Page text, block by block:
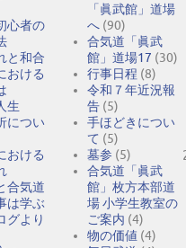
心者の
と和合
おける
生
につい
おける
合気道
は学ぶ
グより
「眞武館」道場
へ (90)
合気道「眞武
館」道場17 (30)
行事日程 (8)
令和７年近況報
告 (5)
手ほどきについ
て (5)
墓参 (5)
合気道「眞武
館」枚方本部道
場 小学生教室の
ご案内 (4)
物の価値 (4)